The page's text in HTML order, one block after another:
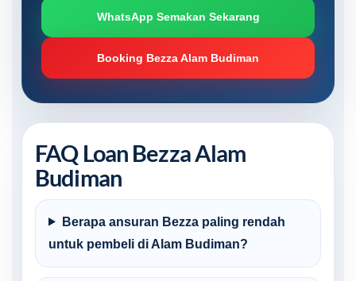
WhatsApp Semakan Sekarang
Booking Bezza Alam Budiman
FAQ Loan Bezza Alam
Budiman
Berapa ansuran Bezza paling rendah
untuk pembeli di Alam Budiman?